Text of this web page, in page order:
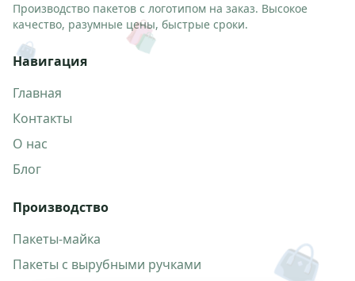
👜
👜
🛍️
Производство пакетов с логотипом на заказ. Высокое
качество, разумные цены, быстрые сроки.
Навигация
Главная
Контакты
О нас
Блог
Производство
Пакеты-майка
Пакеты с вырубными ручками